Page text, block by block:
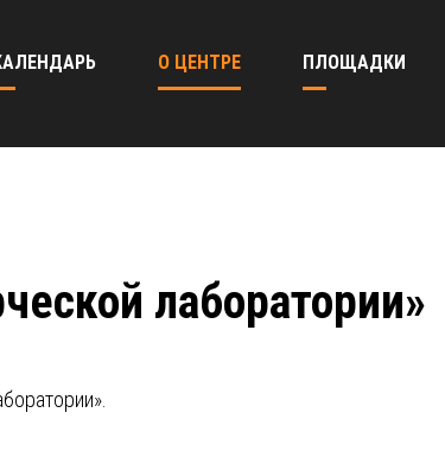
О ЦЕНТРЕ ПЛОЩАДКИ
лаборатории»